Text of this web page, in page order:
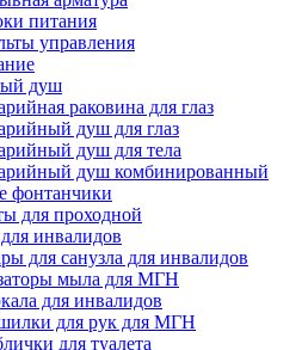
питания
управления
душ
раковина для глаз
душ для глаз
душ для тела
душ комбинированный
фонтанчики
для проходной
инвалидов
для санузла для инвалидов
мыла для МГН
для инвалидов
для рук для МГН
для туалета